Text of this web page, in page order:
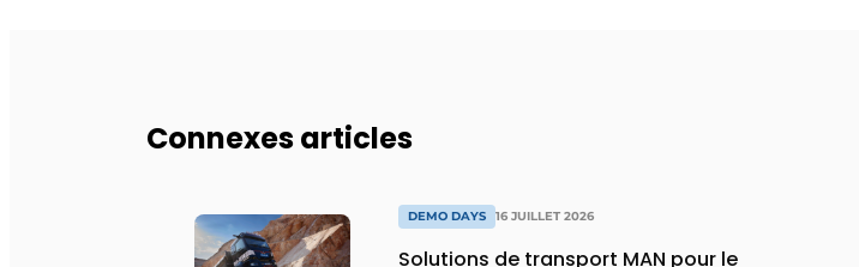
Connexes articles
DEMO DAYS 16 JUILLET 2026
Solutions de transport MAN pour le